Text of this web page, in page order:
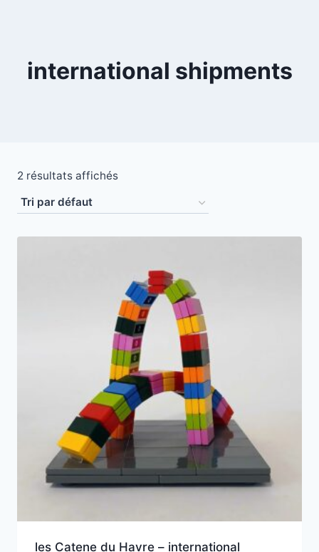
international shipments
2 résultats affichés
les Catene du Havre – international